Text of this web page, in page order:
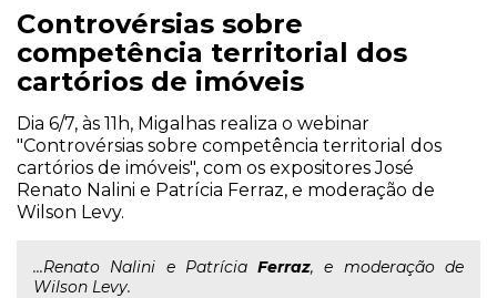
Controvérsias sobre
competência territorial dos
cartórios de imóveis
Dia 6/7, às 11h, Migalhas realiza o webinar
"Controvérsias sobre competência territorial dos
cartórios de imóveis", com os expositores José
Renato Nalini e Patrícia Ferraz, e moderação de
Wilson Levy.
...Renato Nalini e PatríciaFerraz, e moderação de
Wilson Levy.